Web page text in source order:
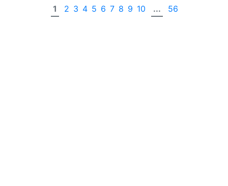
1 2 3 4 5 6 7 8 9 10 ... 56